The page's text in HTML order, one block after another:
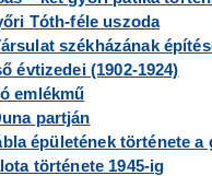
Tóth-féle uszoda
székházának
évtizedei (1902-1924)
emlékmű
partján
épületének története a
története 1945-ig